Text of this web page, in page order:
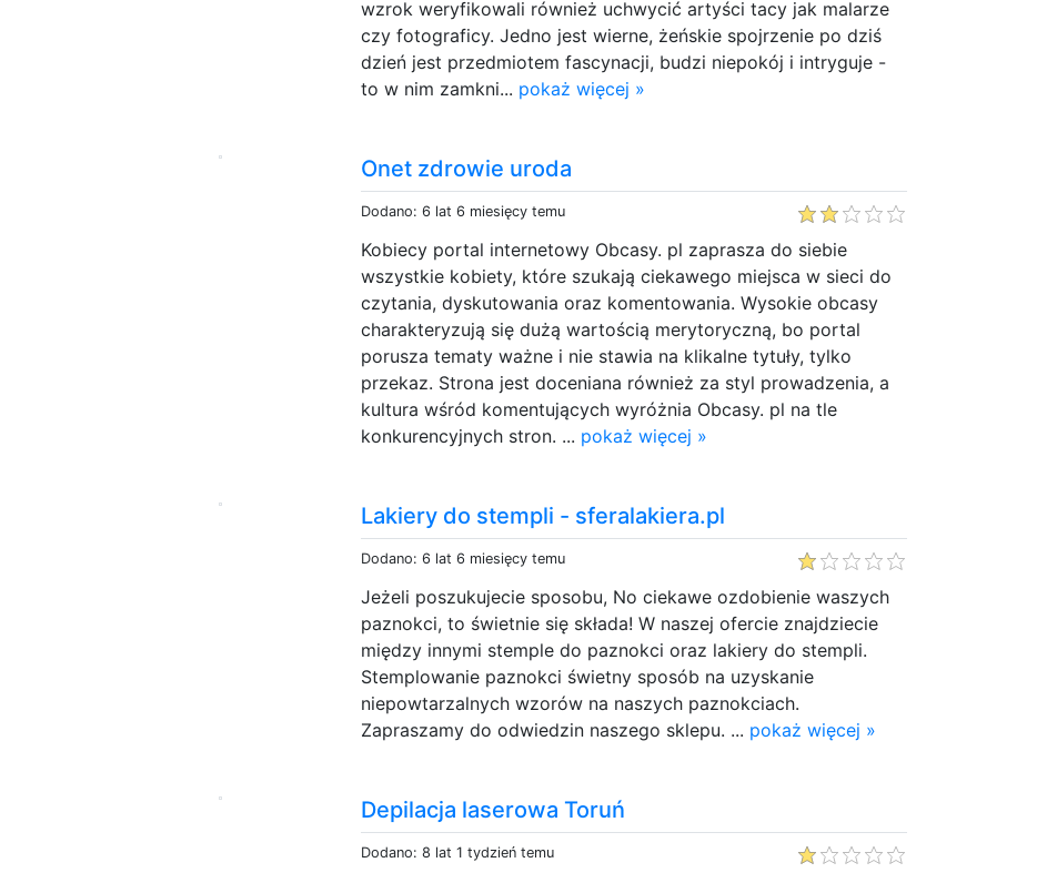
wzrok weryfikowali również uchwycić artyści tacy jak malarze
czy fotograficy. Jedno jest wierne, żeńskie spojrzenie po dziś
dzień jest przedmiotem fascynacji, budzi niepokój i intryguje -
to w nim zamkni... pokaż więcej »
Onet zdrowie uroda
Dodano: 6 lat 6 miesięcy temu
Kobiecy portal internetowy Obcasy. pl zaprasza do siebie
wszystkie kobiety, które szukają ciekawego miejsca w sieci do
czytania, dyskutowania oraz komentowania. Wysokie obcasy
charakteryzują się dużą wartością merytoryczną, bo portal
porusza tematy ważne i nie stawia na klikalne tytuły, tylko
przekaz. Strona jest doceniana również za styl prowadzenia, a
kultura wśród komentujących wyróżnia Obcasy. pl na tle
konkurencyjnych stron. ... pokaż więcej »
Lakiery do stempli - sferalakiera.pl
Dodano: 6 lat 6 miesięcy temu
Jeżeli poszukujecie sposobu, No ciekawe ozdobienie waszych
paznokci, to świetnie się składa! W naszej ofercie znajdziecie
między innymi stemple do paznokci oraz lakiery do stempli.
Stemplowanie paznokci świetny sposób na uzyskanie
niepowtarzalnych wzorów na naszych paznokciach.
Zapraszamy do odwiedzin naszego sklepu. ... pokaż więcej »
Depilacja laserowa Toruń
Dodano: 8 lat 1 tydzień temu